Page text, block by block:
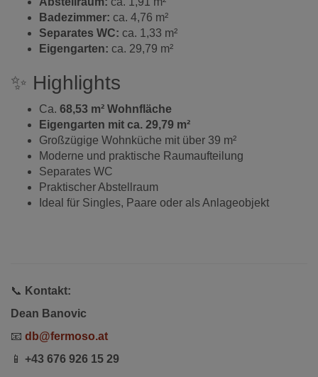
Badezimmer: ca. 4,76 m²
Separates WC: ca. 1,33 m²
Eigengarten: ca. 29,79 m²
✨ Highlights
Ca. 68,53 m² Wohnfläche
Eigengarten mit ca. 29,79 m²
Großzügige Wohnküche mit über 39 m²
Moderne und praktische Raumaufteilung
Separates WC
Praktischer Abstellraum
Ideal für Singles, Paare oder als Anlageobjekt
📞 Kontakt:
Dean Banovic
📧 db@fermoso.at
📱 +43 676 926 15 29